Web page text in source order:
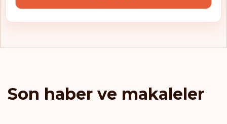
Son haber ve makaleler